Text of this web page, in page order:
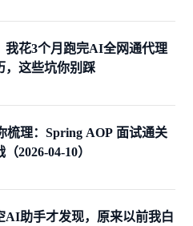
我花3个月跑完AI全网通代理
，这些坑你别踩
梳理：Spring AOP 面试通关
2026-04-10）
AI助手才发现，原来以前我白